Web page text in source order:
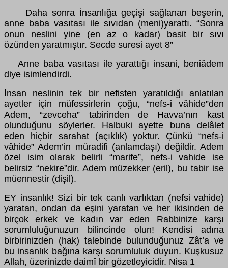
Daha sonra İnsanlığa geçişi sağlanan beşerin,
anne baba vasıtası ile sıvıdan (meni)yarattı. “Sonra
onun neslini yine (en az o kadar) basit bir sıvı
özünden yaratmıştır. Secde suresi ayet 8”
Anne baba vasıtası ile yarattığı insani, beniâdem
diye isimlendirdi.
İnsan neslinin tek bir nefisten yaratıldığı anlatılan
ayetler için müfessirlerin çoğu, “nefs-i vâhide”den
Adem, “zevceha” tabirinden de Havva’nın kast
olunduğunu söylerler. Halbuki ayette buna delâlet
eden hiçbir sarahat (açıklık) yoktur. Çünkü “nefs-i
vâhide” Adem’in müradifi (anlamdaşı) değildir. Adem
özel isim olarak belirli “marife”, nefs-i vahide ise
belirsiz “nekire”dir. Adem müzekker (eril), bu tabir ise
müennestir (dişil).
EY insanlık! Sizi bir tek canlı varlıktan (nefsi vahide)
yaratan, ondan da eşini yaratan ve her ikisinden de
birçok erkek ve kadın var eden Rabbinize karşı
sorumluluğunuzun bilincinde olun! Kendisi adına
birbirinizden (hak) talebinde bulunduğunuz Zât’a ve
bu insanlık bağına karşı sorumluluk duyun. Kuşkusuz
Allah, üzerinizde daimî bir gözetleyicidir. Nisa 1